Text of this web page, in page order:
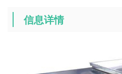
信息详情